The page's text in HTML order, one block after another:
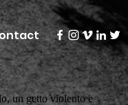
un getto violento e